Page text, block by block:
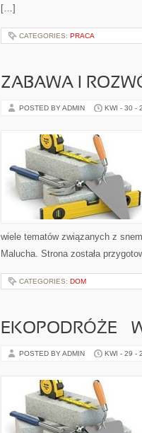
[…]
CATEGORIES: PRACA
ZABAWA I
POSTED BY ADMIN KWI - 30 -
wiele tematów związanych z
Malucha. Strona została
CATEGORIES: DOM
EKOPODRÓŻE –
POSTED BY ADMIN KWI - 29 -